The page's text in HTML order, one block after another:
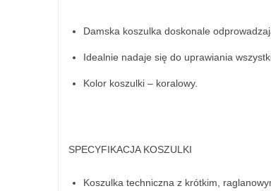
Damska koszulka doskonale
Idealnie nadaje się do uprawiania
Kolor koszulki – koralowy.
SPECYFIKACJA KOSZULKI
Koszulka techniczna z krótkim,